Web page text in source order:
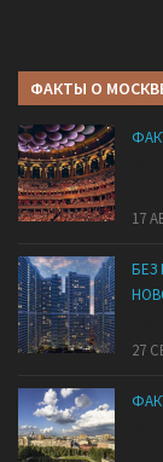
ФАКТЫ О
17
БЕЗ
27